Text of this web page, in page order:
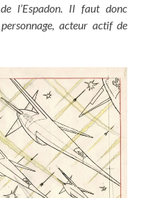
l’Espadon. Il faut donc
acteur actif de